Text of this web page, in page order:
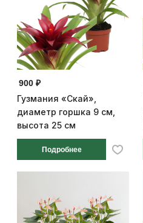
900 ₽
Гузмания «Скай»,
диаметр горшка 9 см,
высота 25 см
Подробнее